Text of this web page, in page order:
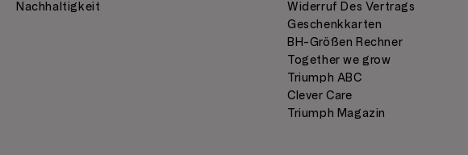
Nachhaltigkeit
Widerruf Des Vertrags
Geschenkkarten
BH-Größen Rechner
Together we grow
Triumph ABC
Clever Care
Triumph Magazin